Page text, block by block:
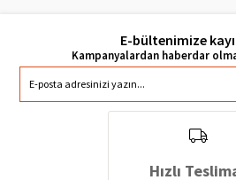
E-bültenimize
Hızlı